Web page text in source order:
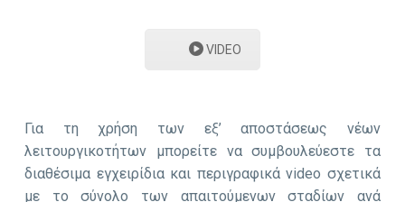
VIDEO
Για τη χρήση των εξ’ αποστάσεως νέων
λειτουργικοτήτων μπορείτε να συμβουλεύεστε τα
διαθέσιμα εγχειρίδια και περιγραφικά video σχετικά
με το σύνολο των απαιτούμενων σταδίων ανά